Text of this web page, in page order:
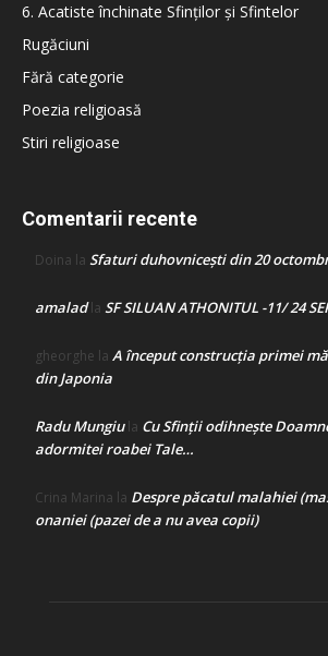
6. Acatiste închinate Sfinților și Sfintelor
Rugăciuni
Fără categorie
Poezia religioasă
Stiri religioase
Comentarii recente
Doina la Sfaturi duhovnicești din 20
amaladla SF SILUAN ATHONITUL -11/ 24
gheorghe la A început construcţia primei
din Japonia
Radu Mungiula Cu Sfinții odihnește
adormitei roabei Tale…
Crina Marina la Despre păcatul malahiei
onaniei (pazei de a nu avea copii)